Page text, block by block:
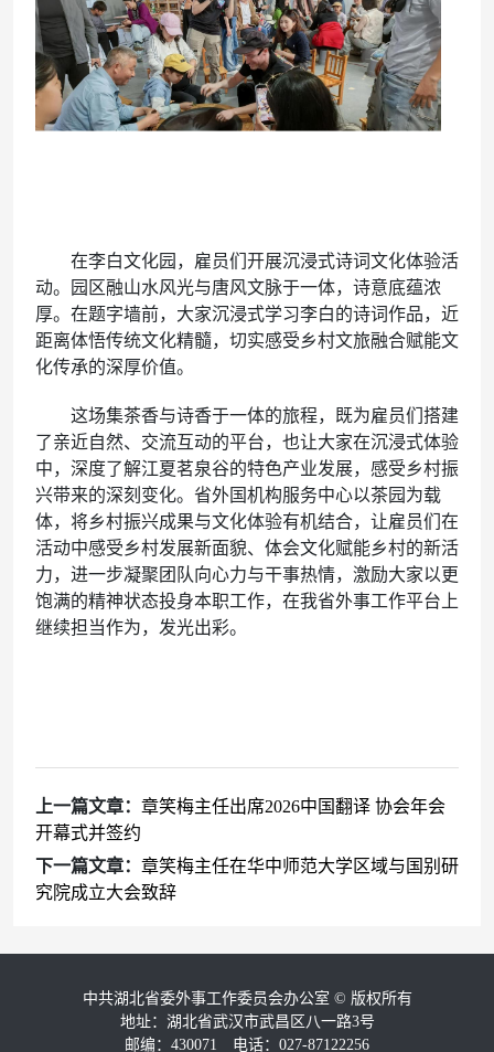
在李白文化园，雇员们开展沉浸式诗词文化体验活
动。园区融山水风光与唐风文脉于一体，诗意底蕴浓
厚。在题字墙前，大家沉浸式学习李白的诗词作品，近
距离体悟传统文化精髓，切实感受乡村文旅融合赋能文
化传承的深厚价值。
这场集茶香与诗香于一体的旅程，既为雇员们搭建
了亲近自然、交流互动的平台，也让大家在沉浸式体验
中，深度了解江夏茗泉谷的特色产业发展，感受乡村振
兴带来的深刻变化。省外国机构服务中心以茶园为载
体，将乡村振兴成果与文化体验有机结合，让雇员们在
活动中感受乡村发展新面貌、体会文化赋能乡村的新活
力，进一步凝聚团队向心力与干事热情，激励大家以更
饱满的精神状态投身本职工作，在我省外事工作平台上
继续担当作为，发光出彩。
上一篇文章： 章笑梅主任出席2026中国翻译 协会年会
开幕式并签约
下一篇文章： 章笑梅主任在华中师范大学区域与国别研
究院成立大会致辞
中共湖北省委外事工作委员会办公室 © 版权所有
地址：湖北省武汉市武昌区八一路3号
邮编：430071 电话：027-87122256